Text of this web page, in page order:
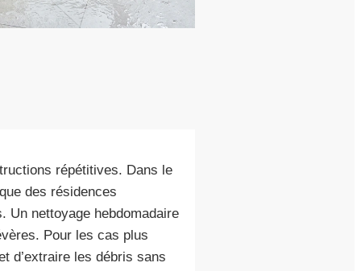
répétitives. Dans le
des résidences
nettoyage hebdomadaire
Pour les cas plus
d’extraire les débris sans